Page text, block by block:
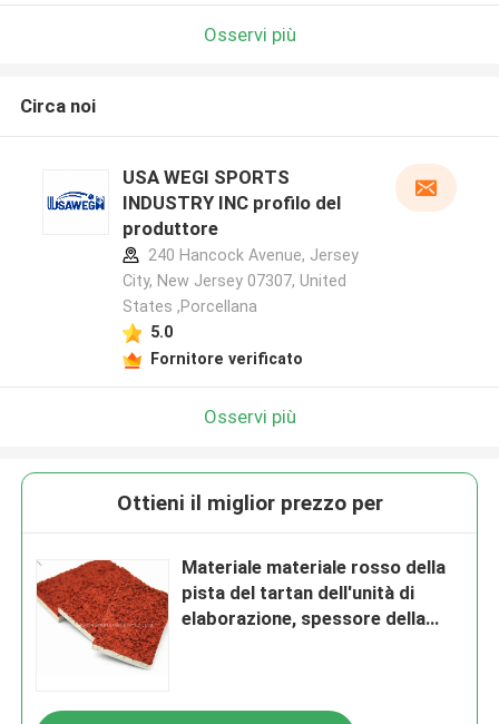
Osservi più
Circa noi
USA WEGI SPORTS
INDUSTRY INC profilo del
produttore
240 Hancock Avenue, Jersey
City, New Jersey 07307, United
States ,Porcellana
5.0
Fornitore verificato
Osservi più
Ottieni il miglior prezzo per
Materiale materiale rosso della
pista del tartan dell'unità di
elaborazione, spessore della